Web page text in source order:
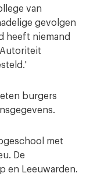
van
gevolgen
heeft niemand
burgers
met
De
en Leeuwarden.